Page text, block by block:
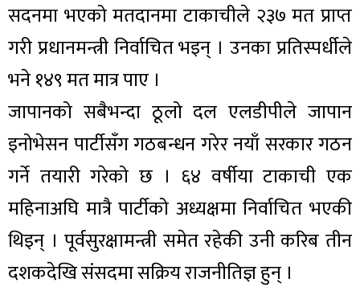
सदनमा भएको मतदानमा टाकाचीले २३७ मत प्राप्त
गरी प्रधानमन्त्री निर्वाचित भइन् । उनका प्रतिस्पर्धीले
भने १४९ मत मात्र पाए ।
जापानको सबैभन्दा ठूलो दल एलडीपीले जापान
इनोभेसन पार्टीसँग गठबन्धन गरेर नयाँ सरकार गठन
गर्ने तयारी गरेको छ । ६४ वर्षीया टाकाची एक
महिनाअघि मात्रै पार्टीको अध्यक्षमा निर्वाचित भएकी
थिइन् । पूर्वसुरक्षामन्त्री समेत रहेकी उनी करिब तीन
दशकदेखि संसदमा सक्रिय राजनीतिज्ञ हुन् ।